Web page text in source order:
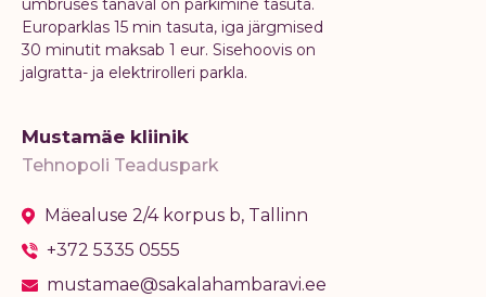
ümbruses tänaval on parkimine tasuta.
Europarklas 15 min tasuta, iga järgmised
30 minutit maksab 1 eur. Sisehoovis on
jalgratta- ja elektrirolleri parkla.
Mustamäe kliinik
Tehnopoli Teaduspark
Mäealuse 2/4 korpus b, Tallinn
+372 5335 0555
mustamae@sakalahambaravi.ee